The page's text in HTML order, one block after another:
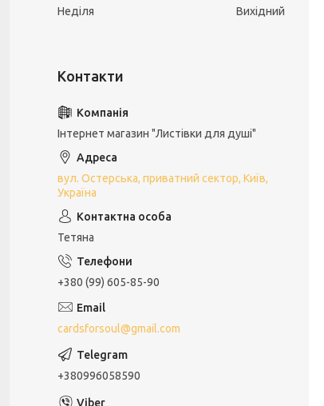
Неділя
Вихідний
Інтернет магазин "Листівки для душі"
вул. Остерська, приватний сектор, Київ,
Україна
Тетяна
+380 (99) 605-85-90
cardsforsoul@gmail.com
+380996058590